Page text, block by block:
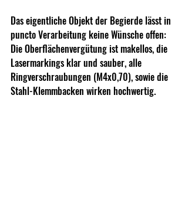
Das eigentliche Objekt der Begierde lässt in
puncto Verarbeitung keine Wünsche offen:
Die Oberflächenvergütung ist makellos, die
Lasermarkings klar und sauber, alle
Ringverschraubungen (M4x0,70), sowie die
Stahl-Klemmbacken wirken hochwertig.